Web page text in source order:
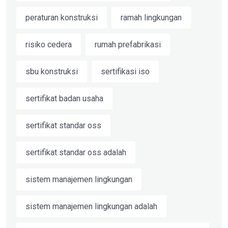
peraturan konstruksi ramah lingkungan
risiko cedera rumah prefabrikasi
sbu konstruksi sertifikasi iso
sertifikat badan usaha
sertifikat standar oss
sertifikat standar oss adalah
sistem manajemen lingkungan
sistem manajemen lingkungan adalah